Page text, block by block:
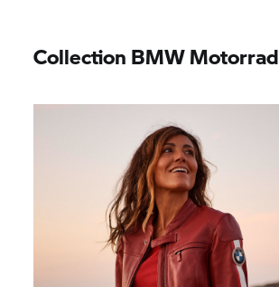
Collection BMW Motorrad